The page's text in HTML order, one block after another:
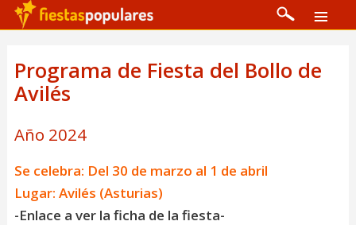
Programa de Fiesta del Bollo de
Avilés
Año 2024
Se celebra: Del 30 de marzo al 1 de abril
Lugar: Avilés (Asturias)
-Enlace a ver la ficha de la fiesta-